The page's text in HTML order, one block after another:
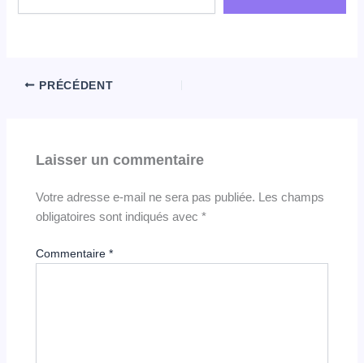
adresse
PRÉCÉDENT
Laisser un commentaire
Votre adresse e-mail ne sera pas publiée. Les champs
obligatoires sont indiqués avec*
Commentaire*